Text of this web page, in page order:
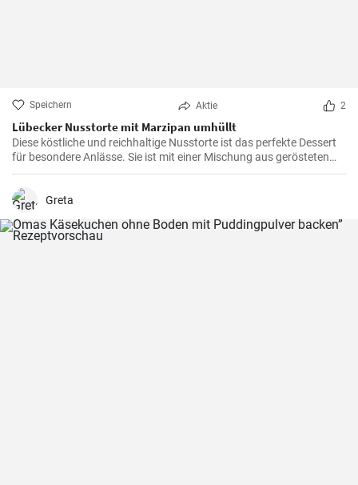
Speichern Aktie 2
Lübecker Nusstorte mit Marzipan umhüllt
Diese köstliche und reichhaltige Nusstorte ist das perfekte Dessert
für besondere Anlässe. Sie ist mit einer Mischung aus gerösteten
Nüssen und einer cremigen Füllung gefüllt, die von einer knackigen
Schicht Marzipan umhüllt wird.
Greta